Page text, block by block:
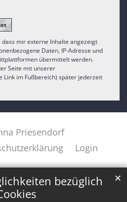
bezüglich
✕
mir externe Inhalte angezeigt
Daten, IP-Adresse und
übermittelt werden.
Seite mit unserer
Link im Fußbereich) später jederzeit
Priesendorf
Login